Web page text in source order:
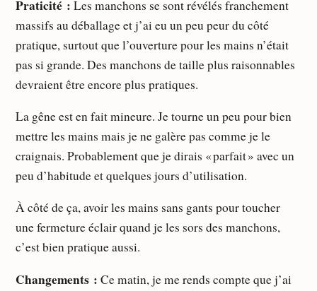
Praticité : Les manchons se sont révélés franchement
massifs au déballage et j’ai eu un peu peur du côté
pratique, surtout que l’ouverture pour les mains n’était
pas si grande. Des manchons de taille plus raisonnables
devraient être encore plus pratiques.
La gêne est en fait mineure. Je tourne un peu pour bien
mettre les mains mais je ne galère pas comme je le
craignais. Probablement que je dirais « parfait » avec un
peu d’habitude et quelques jours d’utilisation.
À côté de ça, avoir les mains sans gants pour toucher
une fermeture éclair quand je les sors des manchons,
c’est bien pratique aussi.
Changements : Ce matin, je me rends compte que j’ai